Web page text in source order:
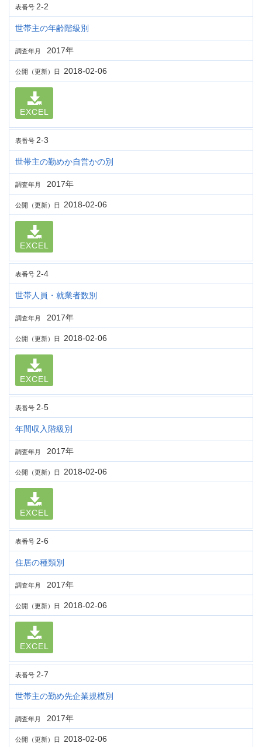
表番号 2-2
世帯主の年齢階級別
調査年月 2017年
公開（更新）日 2018-02-06
EXCEL
表番号 2-3
世帯主の勤めか自営かの別
調査年月 2017年
公開（更新）日 2018-02-06
EXCEL
表番号 2-4
世帯人員・就業者数別
調査年月 2017年
公開（更新）日 2018-02-06
EXCEL
表番号 2-5
年間収入階級別
調査年月 2017年
公開（更新）日 2018-02-06
EXCEL
表番号 2-6
住居の種類別
調査年月 2017年
公開（更新）日 2018-02-06
EXCEL
表番号 2-7
世帯主の勤め先企業規模別
調査年月 2017年
公開（更新）日 2018-02-06